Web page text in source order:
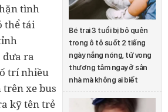
Bé trai 3 tuổi bị bỏ quên
trong ô tô suốt 2 tiếng
ngày nắng nóng, tử vong
thương tâm ngay ở sân
nhà mà không ai biết
tình
thể tái
đưa ra
trí nhiều
xe bus
kỹ tên trẻ